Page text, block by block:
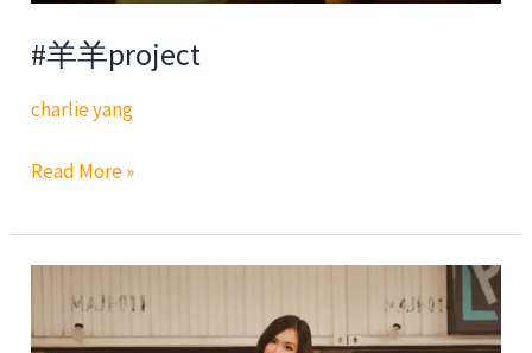
#羊羊project
charlie yang
#
羊
project
Read More »